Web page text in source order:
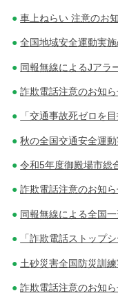
車上ねらい 注意のお
全国地域安全運動実
同報無線によるJアラ
詐欺電話注意のお知
「交通事故死ゼロを
秋の全国交通安全運
令和5年度御殿場市総
詐欺電話注意のお知
同報無線による全国
「詐欺電話ストップ
土砂災害全国防災訓
詐欺電話注意のお知